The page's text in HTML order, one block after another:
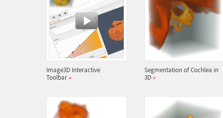
Image3D Interactive
Toolbar »
Segmentation of Cochlea in
3D »